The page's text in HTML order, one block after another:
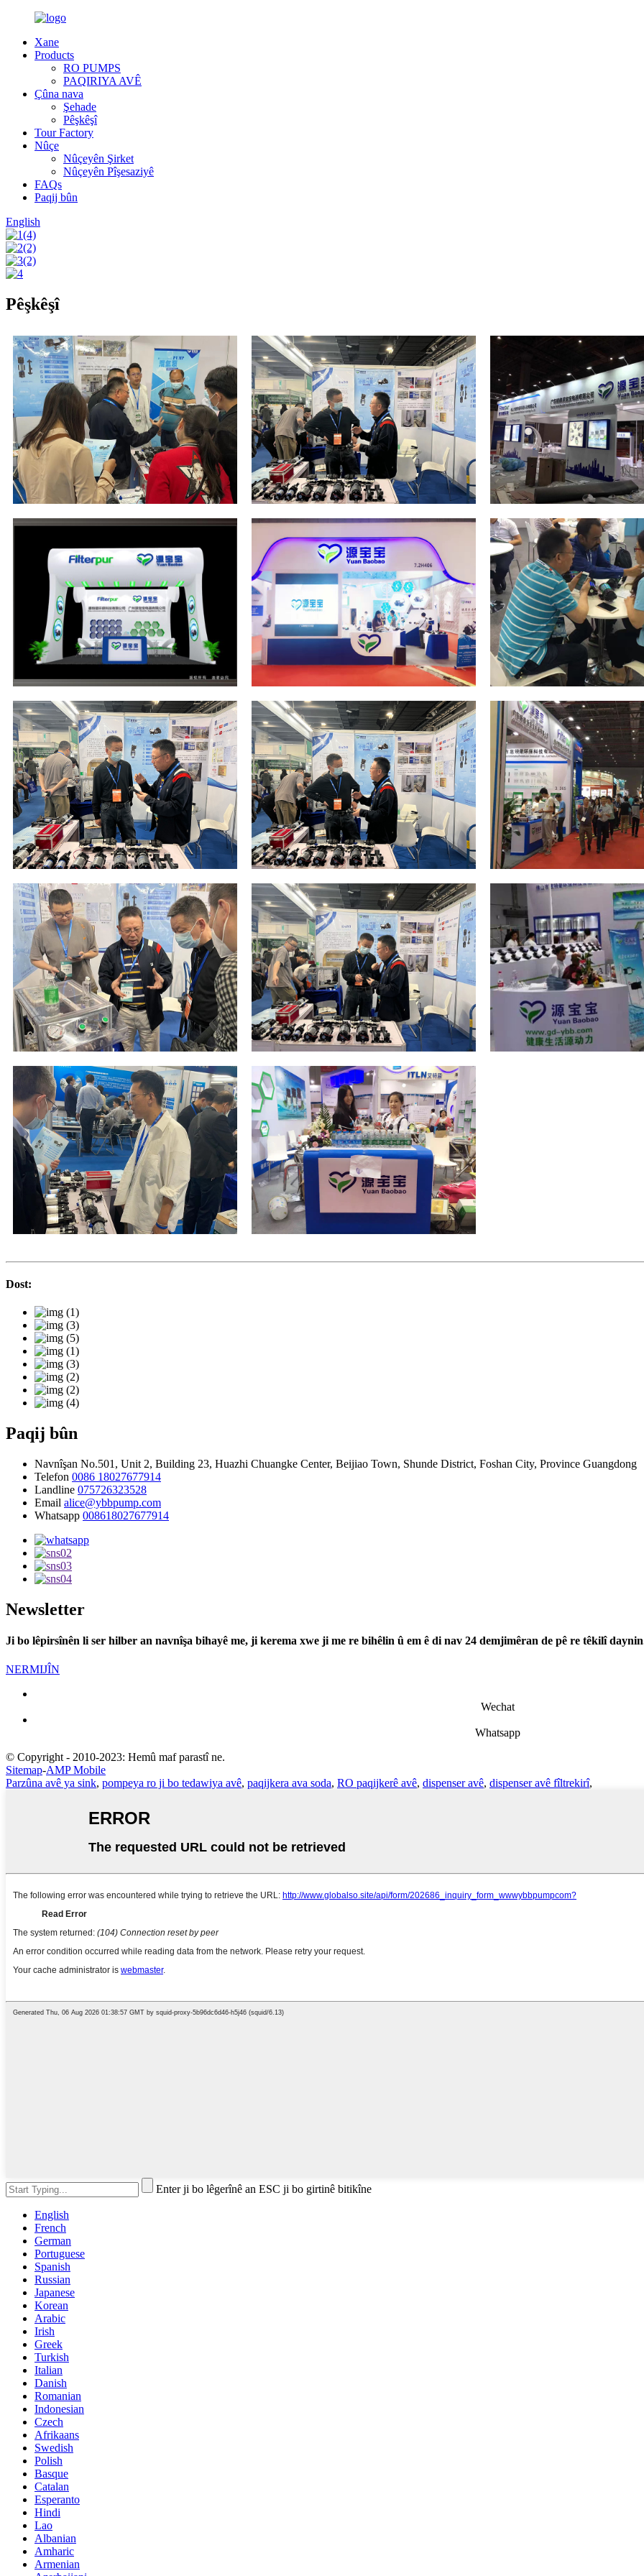
Xane
Products
RO PUMPS
PAQIRIYA AVÊ
Çûna nava
Şehade
Pêşkêşî
Tour Factory
Nûçe
Nûçeyên Şirket
Nûçeyên Pîşesaziyê
FAQs
Paqij bûn
English
Pêşkêşî
Dost:
Paqij bûn
Navnîşan No.501, Unit 2, Building 23, Huazhi Chuangke Center, Beijiao Town, Shunde District, Foshan City, Province Guangdong
Telefon 0086 18027677914
Landline 075726323528
Email alice@ybbpump.com
Whatsapp 008618027677914
Newsletter
Ji bo lêpirsînên li ser hilber an navnîşa bihayê me, ji kerema xwe ji me re bihêlin û em ê di nav 24 demjimêran de pê re têkilî
NERMIJÎN
Wechat
Whatsapp
© Copyright - 2010-2023: Hemû maf parastî ne.
Sitemap-AMP Mobile
Parzûna avê ya sink, pompeya ro ji bo tedawiya avê, paqijkera ava soda, RO paqijkerê avê, dispenser avê, dispenser avê fîltrekirî,
Enter ji bo lêgerînê an ESC ji bo girtinê bitikîne
English
French
German
Portuguese
Spanish
Russian
Japanese
Korean
Arabic
Irish
Greek
Turkish
Italian
Danish
Romanian
Indonesian
Czech
Afrikaans
Swedish
Polish
Basque
Catalan
Esperanto
Hindi
Lao
Albanian
Amharic
Armenian